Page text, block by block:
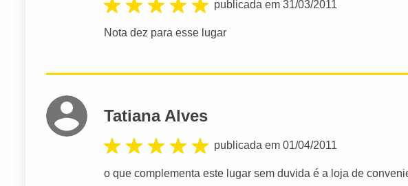
publicada em 31/03/2011
Nota dez para esse lugar
Tatiana Alves
publicada em 01/04/2011
o que complementa este lugar sem duvida é a loja de